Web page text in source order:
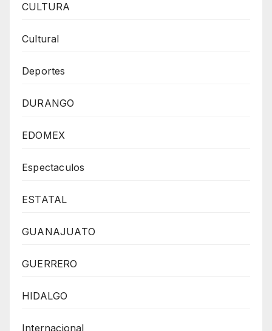
CULTURA
Cultural
Deportes
DURANGO
EDOMEX
Espectaculos
ESTATAL
GUANAJUATO
GUERRERO
HIDALGO
Internacional